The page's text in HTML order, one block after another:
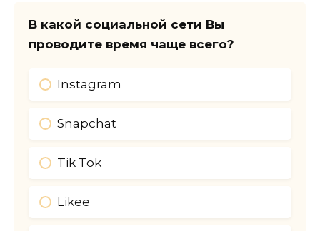
В какой социальной сети Вы
проводите время чаще всего?
Instagram
Snapchat
Tik Tok
Likee